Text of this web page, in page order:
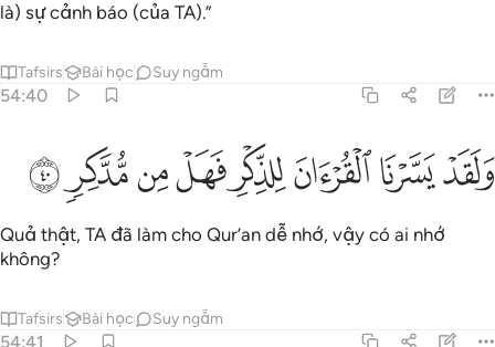
là) sự cảnh báo (của TA).”
Tafsirs Bài học Suy ngẫm
54:40
ولقد يسرنا القران للذكر فهل من مدكر ٤٠
وَلَقَدْ يَسَّرْنَا ٱلْقُرْءَانَ لِلذِّكْرِ فَهَلْ مِن مُّدَّكِرٍۢ ٤٠
ﲙﲚﲛﲜﲝﲞﲟﲠ
Quả thật, TA đã làm cho Qur’an dễ nhớ, vậy có ai nhớ
không?
Tafsirs Bài học Suy ngẫm
54:41